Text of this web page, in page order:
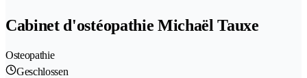
Cabinet d'ostéopathie Michaël Tauxe
Osteopathie
Geschlossen